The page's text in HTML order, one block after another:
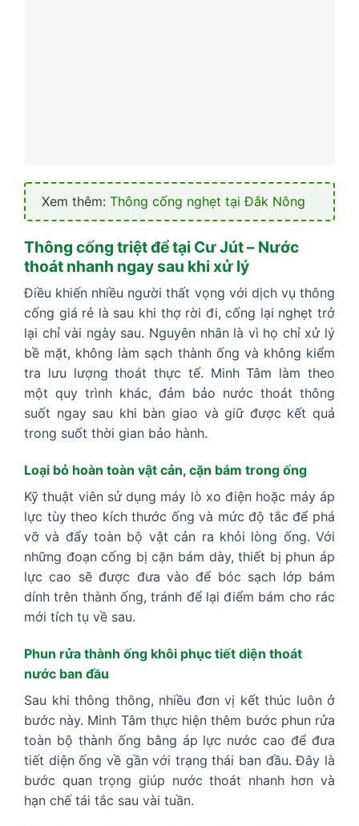
Xem thêm: Thông cống nghẹt tại Đắk Nông
Thông cống triệt để tại Cư Jút – Nước
thoát nhanh ngay sau khi xử lý
Điều khiến nhiều người thất vọng với dịch vụ thông
cống giá rẻ là sau khi thợ rời đi, cống lại nghẹt trở
lại chỉ vài ngày sau. Nguyên nhân là vì họ chỉ xử lý
bề mặt, không làm sạch thành ống và không kiểm
tra lưu lượng thoát thực tế. Minh Tâm làm theo
một quy trình khác, đảm bảo nước thoát thông
suốt ngay sau khi bàn giao và giữ được kết quả
trong suốt thời gian bảo hành.
Loại bỏ hoàn toàn vật cản, cặn bám trong ống
Kỹ thuật viên sử dụng máy lò xo điện hoặc máy áp
lực tùy theo kích thước ống và mức độ tắc để phá
vỡ và đẩy toàn bộ vật cản ra khỏi lòng ống. Với
những đoạn cống bị cặn bám dày, thiết bị phun áp
lực cao sẽ được đưa vào để bóc sạch lớp bám
dính trên thành ống, tránh để lại điểm bám cho rác
mới tích tụ về sau.
Phun rửa thành ống khôi phục tiết diện thoát
nước ban đầu
Sau khi thông thông, nhiều đơn vị kết thúc luôn ở
bước này. Minh Tâm thực hiện thêm bước phun rửa
toàn bộ thành ống bằng áp lực nước cao để đưa
tiết diện ống về gần với trạng thái ban đầu. Đây là
bước quan trọng giúp nước thoát nhanh hơn và
hạn chế tái tắc sau vài tuần.